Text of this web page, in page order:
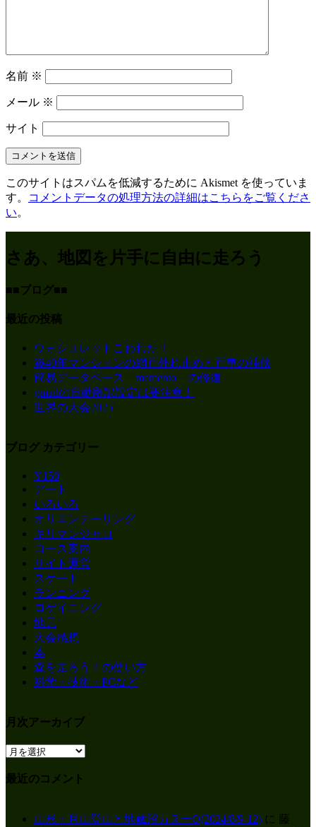
名前 ※
メール ※
サイト
このサイトはスパムを低減するために Akismet を使っていま
す。
コメントデータの処理方法の詳細はこちらをご覧くださ
い。
さあ、地図を片手に自由に走ろう
■■ブログ■■
最近の投稿
ウォシュレットこわれた！
築40年マンションの網戸外れ止めと戸車の補修
簡易データベース memento の修復
gmailの自動翻訳設定は要注意！
世界の大会2025
ブログ カテゴリー
Y150
アート
いろいろ
オリエンテーリング
キリマンジャロ
コース案内
サイト運営
スケート
ランニング
ロゲイニング
地元
大会感想
本
森を走ろう！の使い方
科学・技術・PCなど
月次アーカイブ
最近のコメント
山形・月山登山と地蔵沼カヌーO(2024/8/9-12) に 藤